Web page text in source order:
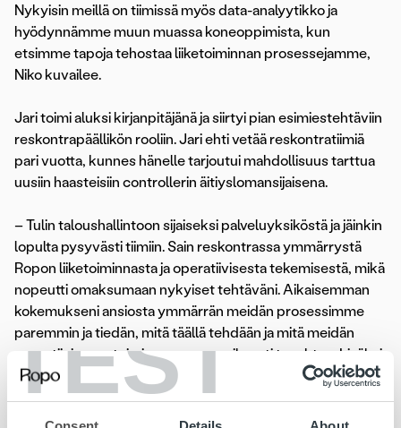
TEST
Nykyisin meillä on tiimissä myös data-analyytikko ja
hyödynnämme muun muassa koneoppimista, kun
etsimme tapoja tehostaa liiketoiminnan prosessejamme,
Niko kuvailee.
Jari toimi aluksi kirjanpitäjänä ja siirtyi pian esimiestehtäviin
reskontrapäällikön rooliin. Jari ehti vetää reskontratiimiä
pari vuotta, kunnes hänelle tarjoutui mahdollisuus tarttua
uusiin haasteisiin controllerin äitiyslomansijaisena.
– Tulin taloushallintoon sijaiseksi palveluyksiköstä ja jäinkin
lopulta pysyvästi tiimiin. Sain reskontrassa ymmärrystä
Ropon liiketoiminnasta ja operatiivisesta tekemisestä, mikä
nopeutti omaksumaan nykyiset tehtäväni. Aikaisemman
kokemukseni ansiosta ymmärrän meidän prosessimme
paremmin ja tiedän, mitä täällä tehdään ja mitä meidän
operatiivisessa toiminnassamme oikeasti tapahtuu. Lisäksi
meidän Ropo 24 -järjestelmä oli jo entuudestaan tuttu.
Kaikki tämä auttaa lukujen liiketoimintalähtöisessä
analysoinnissa, Jari kertoo.